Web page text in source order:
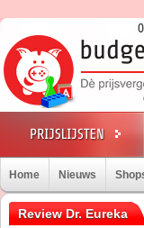
Home Nieuws
Review Dr. Eureka